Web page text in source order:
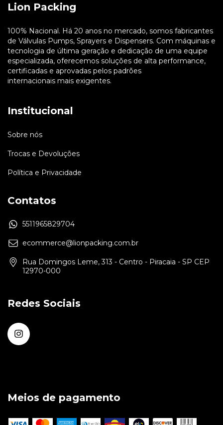
Lion Packing
100% Nacional. Há 20 anos no mercado, somos fabricantes
de Válvulas Pumps, Sprayers e Dispensers. Com máquinas e
tecnologia de última geração e dedicação de uma equipe
especializada, oferecemos soluções de alta performance,
certificadas e aprovadas pelos padrões
internacionais mais exigentes.
Institucional
Sobre nós
Trocas e Devoluções
Política e Privacidade
Contatos
5511965829704
ecommerce@lionpacking.com.br
Rua Domingos Leme, 313 - Centro - Piracaia - SP CEP
12970-000
Redes Sociais
Meios de pagamento